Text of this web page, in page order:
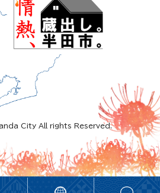
City All rights Reserved.